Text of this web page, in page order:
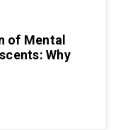
of Mental
Why